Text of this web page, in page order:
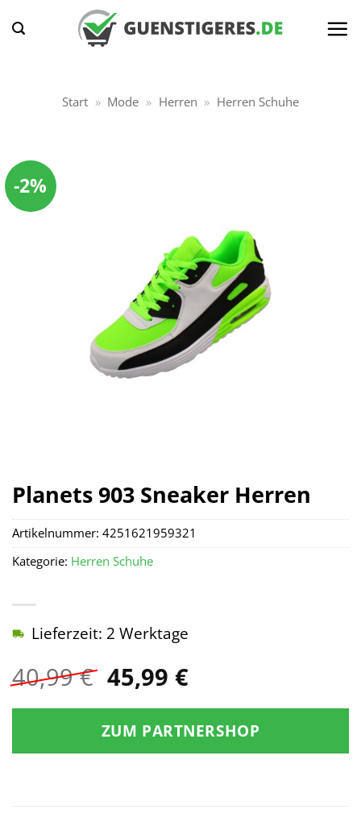
Inhalt
Start » Mode » Herren » Herren Schuhe
-2%
Planets 903 Sneaker Herren
40,99€ Ursprünglicher
Preis
war:
40,99 €
45,99 €Aktueller
ist:
45,99 €.
Lieferzeit: 2 Werktage
ZUM PARTNERSHOP
Artikelnummer: 4251621959321
Kategorie: Herren Schuhe